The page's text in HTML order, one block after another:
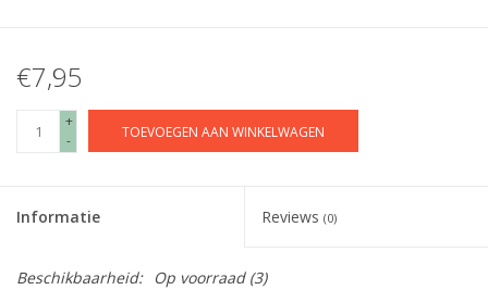
€7,95
+
-
TOEVOEGEN AAN WINKELWAGEN
Informatie Reviews (0)
Beschikbaarheid: Op voorraad(3)